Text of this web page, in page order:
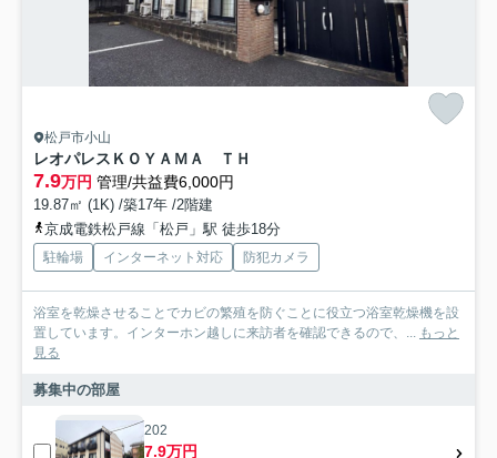
松戸市小山
レオパレスＫＯＹＡＭＡ ＴＨ
7.9万円 管理/共益費6,000円
19.87㎡ (1K) /築17年 /2階建
京成電鉄松戸線「松戸」駅 徒歩18分
駐輪場 インターネット対応 防犯カメラ
浴室を乾燥させることでカビの繁殖を防ぐことに役立つ浴室乾燥機を設
置しています。インターホン越しに来訪者を確認できるので、...
もっと
見る
募集中の部屋
202
7.9万円